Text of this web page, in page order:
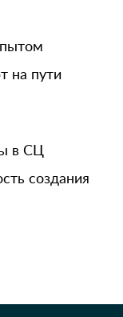
на пути
в СЦ
создания